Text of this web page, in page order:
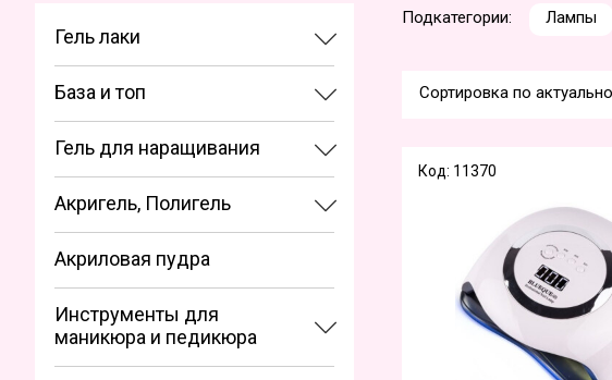
Гель лаки
База и топ
Гель для наращивания
Акригель, Полигель
Акриловая пудра
Инструменты для
маникюра и педикюра
Подкатегории: Лампы
Сортировка по
Код: 11370